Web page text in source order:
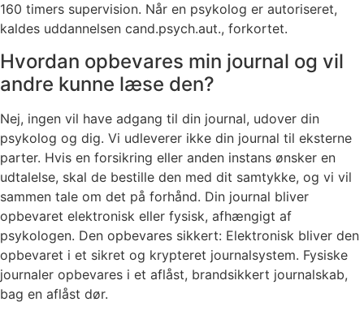
160 timers supervision. Når en psykolog er autoriseret,
kaldes uddannelsen cand.psych.aut., forkortet.
Hvordan opbevares min journal og vil
andre kunne læse den?
Nej, ingen vil have adgang til din journal, udover din
psykolog og dig. Vi udleverer ikke din journal til eksterne
parter. Hvis en forsikring eller anden instans ønsker en
udtalelse, skal de bestille den med dit samtykke, og vi vil
sammen tale om det på forhånd. Din journal bliver
opbevaret elektronisk eller fysisk, afhængigt af
psykologen. Den opbevares sikkert: Elektronisk bliver den
opbevaret i et sikret og krypteret journalsystem. Fysiske
journaler opbevares i et aflåst, brandsikkert journalskab,
bag en aflåst dør.